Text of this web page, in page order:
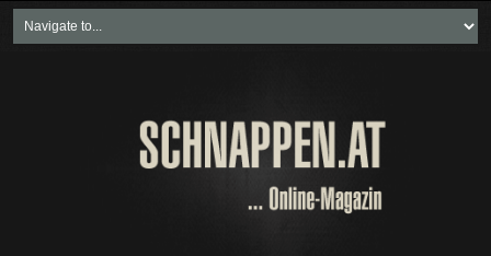
Neueste Beiträge
Soziales & Projekte